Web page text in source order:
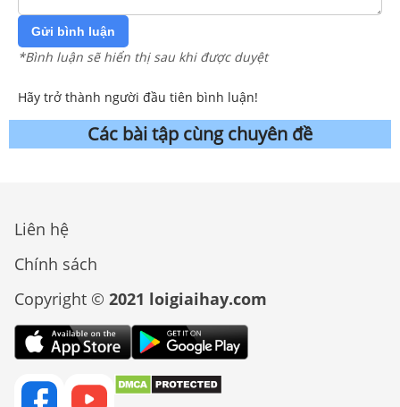
Gửi bình luận
*Bình luận sẽ hiển thị sau khi được duyệt
Hãy trở thành người đầu tiên bình luận!
Các bài tập cùng chuyên đề
Liên hệ
Chính sách
Copyright © 2021 loigiaihay.com